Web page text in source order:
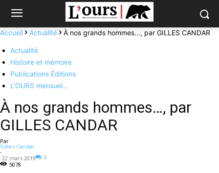
Accueil Actualité À nos grands hommes…, par GILLES CANDAR
Actualité
Histoire et mémoire
Publications Éditions
L'OURS mensuel…
À nos grands hommes…, par
GILLES CANDAR
Par
Gilles Candar
-
22 mars 2019
0
5078